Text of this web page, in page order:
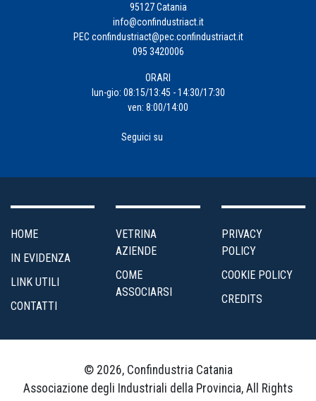
95127 Catania
info@confindustriact.it
PEC confindustriact@pec.confindustriact.it
095 3420006
ORARI
lun-gio: 08:15/13:45 - 14:30/17:30
ven: 8:00/14:00
Seguici su
HOME
IN EVIDENZA
LINK UTILI
CONTATTI
VETRINA
AZIENDE
COME
ASSOCIARSI
PRIVACY
POLICY
COOKIE POLICY
CREDITS
© 2026, Confindustria Catania
Associazione degli Industriali della Provincia, All Rights